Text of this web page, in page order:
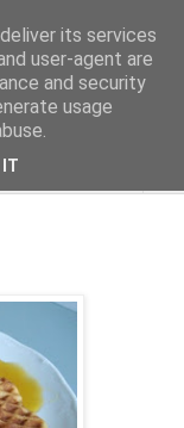
Gastronomía
its services
user-agent are
and security
usage
IT